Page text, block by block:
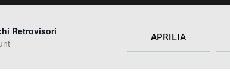
Retrovisori
APRILIA